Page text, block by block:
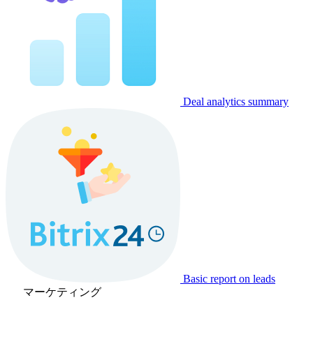
Deal analytics summary
Basic report on leads
マーケティング